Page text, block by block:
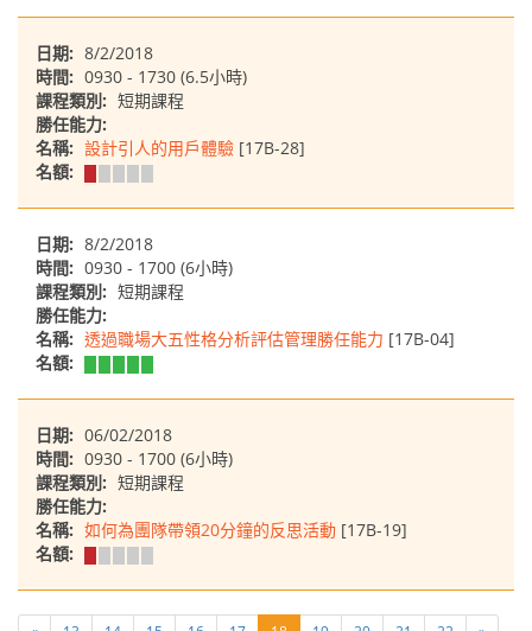
日期: 8/2/2018
時間: 0930 - 1730 (6.5小時)
課程類別: 短期課程
勝任能力:
名稱: 設計引人的用戶體驗 [17B-28]
名額:
日期: 8/2/2018
時間: 0930 - 1700 (6小時)
課程類別: 短期課程
勝任能力:
名稱: 透過職場大五性格分析評估管理勝任能力 [17B-04]
名額:
日期: 06/02/2018
時間: 0930 - 1700 (6小時)
課程類別: 短期課程
勝任能力:
名稱: 如何為團隊帶領20分鐘的反思活動 [17B-19]
名額: